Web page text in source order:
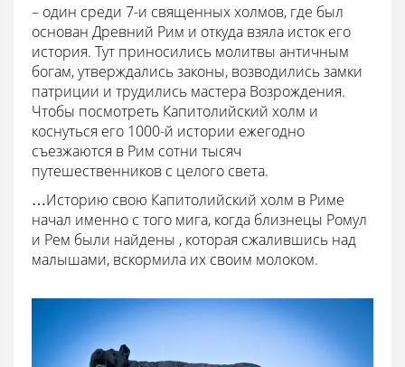
– один среди 7-и священных холмов, где был
основан Древний Рим и откуда взяла исток его
история. Тут приносились молитвы античным
богам, утверждались законы, возводились замки
патриции и трудились мастера Возрождения.
Чтобы посмотреть Капитолийский холм и
коснуться его 1000-й истории ежегодно
съезжаются в Рим сотни тысяч
путешественников с целого света.
…Историю свою Капитолийский холм в Риме
начал именно с того мига, когда близнецы Ромул
и Рем были найдены , которая сжалившись над
малышами, вскормила их своим молоком.